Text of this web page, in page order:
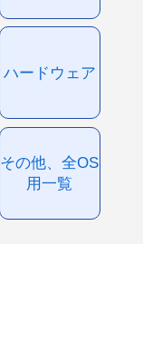
ハードウェア
その他、全OS
用一覧